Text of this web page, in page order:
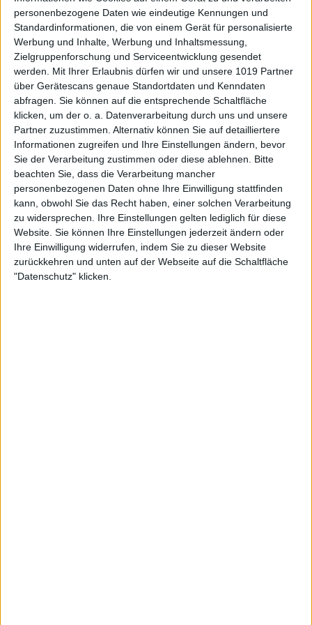
personenbezogene Daten wie eindeutige Kennungen und
Standardinformationen, die von einem Gerät für personalisierte
Werbung und Inhalte, Werbung und Inhaltsmessung,
Zielgruppenforschung und Serviceentwicklung gesendet
werden.
Mit Ihrer Erlaubnis dürfen wir und unsere 1019 Partner
über Gerätescans genaue Standortdaten und Kenndaten
abfragen. Sie können auf die entsprechende Schaltfläche
klicken, um der o. a. Datenverarbeitung durch uns und unsere
Partner zuzustimmen. Alternativ können Sie auf detailliertere
Informationen zugreifen und Ihre Einstellungen ändern, bevor
Sie der Verarbeitung zustimmen oder diese ablehnen.
Bitte
beachten Sie, dass die Verarbeitung mancher
personenbezogenen Daten ohne Ihre Einwilligung stattfinden
kann, obwohl Sie das Recht haben, einer solchen Verarbeitung
zu widersprechen. Ihre Einstellungen gelten lediglich für diese
Website. Sie können Ihre Einstellungen jederzeit ändern oder
Ihre Einwilligung widerrufen, indem Sie zu dieser Website
zurückkehren und unten auf der Webseite auf die Schaltfläche
"Datenschutz" klicken.